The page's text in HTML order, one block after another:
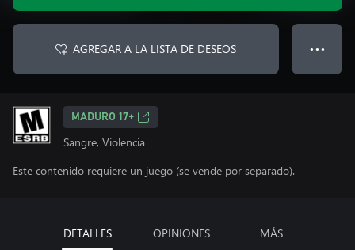
AGREGAR A LA LISTA DE DESEOS ● ● ●
MADURO 17+
Sangre, Violencia
Este contenido requiere un juego (se vende por separado).
DETALLES OPINIONES MÁS